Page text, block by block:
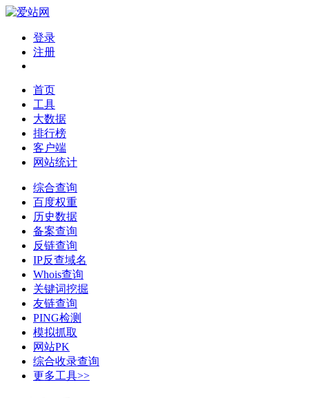
登录
注册
首页
工具
大数据
排行榜
客户端
网站统计
综合查询
百度权重
历史数据
备案查询
反链查询
IP反查域名
Whois查询
关键词挖掘
友链查询
PING检测
模拟抓取
网站PK
综合收录查询
更多工具>>